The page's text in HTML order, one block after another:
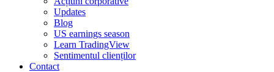
Updates
Blog
US earnings season
Learn TradingView
Sentimentul clienților
Contact